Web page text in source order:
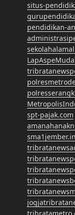
situs-
pendidikan-
spt-pajak.com